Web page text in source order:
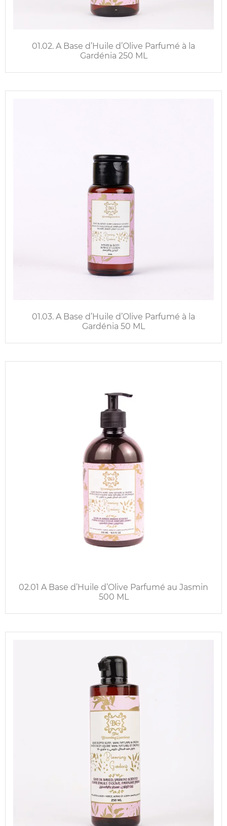
01.02. A Base d’Huile d’Olive Parfumé à la
Gardénia 250 ML
01.03. A Base d’Huile d’Olive Parfumé à la
Gardénia 50 ML
02.01 A Base d’Huile d’Olive Parfumé au Jasmin
500 ML